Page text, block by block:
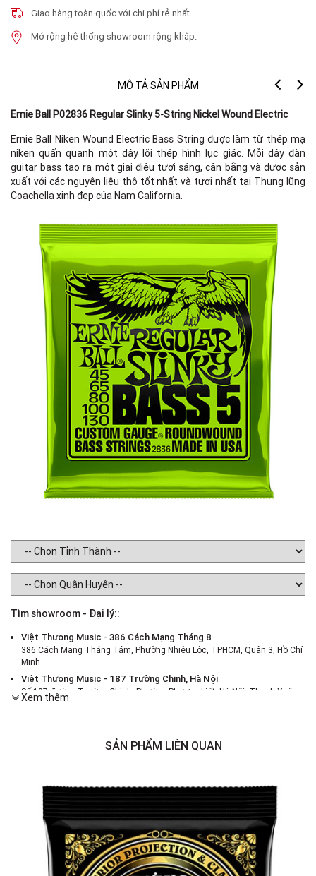
Giao hàng toàn quốc với chi phí rẻ nhất
Mở rộng hệ thống showroom rộng khắp.
MÔ TẢ SẢN PHẨM
Ernie Ball P02836 Regular Slinky 5-String Nickel Wound Electric
Ernie Ball Niken Wound Electric Bass String được làm từ thép mạ
niken quấn quanh một dây lõi thép hình lục giác. Mỗi dây đàn
guitar bass tạo ra một giai điệu tươi sáng, cân bằng và được sản
xuất với các nguyên liệu thô tốt nhất và tươi nhất tại Thung lũng
Coachella xinh đẹp của Nam California.
Tìm showroom - Đại lý::
Việt Thương Music - 386 Cách Mạng Tháng 8
386 Cách Mạng Tháng Tám, Phường Nhiêu Lộc, TPHCM, Quận 3, Hồ Chí
Minh
Việt Thương Music - 187 Trường Chinh, Hà Nội
Số 187 đường Trường Chinh, Phường Phương Liệt, Hà Nội, Thanh Xuân ,
Hà Nội
Việt Thương Music - 46 Hào Nam
Việt Thương Music - Crescent Mall
Việt Thương Music - 180 Võ Thị Sáu
180B Võ Thị Sáu, Phường Xuân Hòa, TPHCM, Quận 3, Hồ Chí Minh
Việt Thương Music - 369 Điện Biên Phủ
369 Điện Biên Phủ, Phường Bàn Cờ, TPHCM, Quận 3, Hồ Chí Minh
Việt Thương Music - 102Q An Dương Vương
102Q Đường An Dương Vương, Phường An Đông, TPHCM, Quận 5, Hồ Chí
Xem thêm
SẢN PHẨM LIÊN QUAN